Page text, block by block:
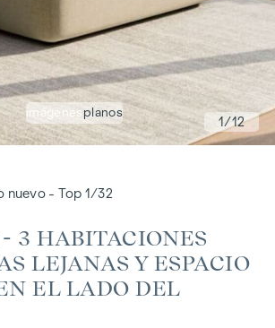
imágenes planos
1/12
nuevo - Top 1/32
3 HABITACIONES
LEJANAS Y ESPACIO
EL LADO DEL